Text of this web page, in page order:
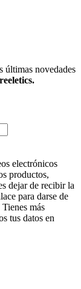
últimas novedades
electrónicos
productos,
dejar de recibir la
para darse de
más
tus datos en